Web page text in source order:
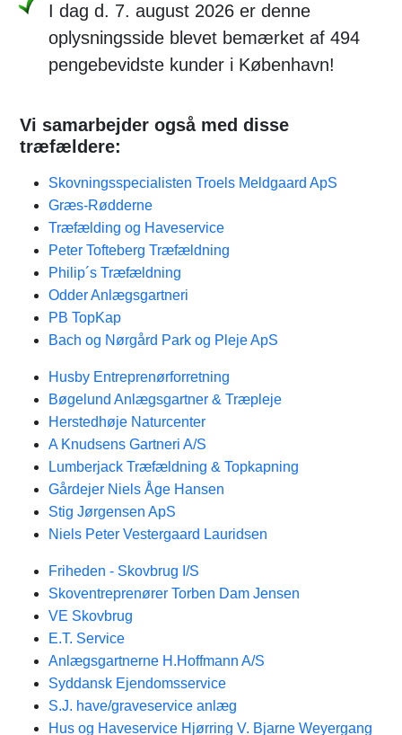
I dag d. 7. august 2026 er denne
oplysningsside blevet bemærket af 494
pengebevidste kunder i København!
Vi samarbejder også med disse
træfældere:
Skovningsspecialisten Troels Meldgaard ApS
Græs-Rødderne
Træfælding og Haveservice
Peter Tofteberg Træfældning
Philip´s Træfældning
Odder Anlægsgartneri
PB TopKap
Bach og Nørgård Park og Pleje ApS
Husby Entreprenørforretning
Bøgelund Anlægsgartner & Træpleje
Herstedhøje Naturcenter
A Knudsens Gartneri A/S
Lumberjack Træfældning & Topkapning
Gårdejer Niels Åge Hansen
Stig Jørgensen ApS
Niels Peter Vestergaard Lauridsen
Friheden - Skovbrug I/S
Skoventreprenører Torben Dam Jensen
VE Skovbrug
E.T. Service
Anlægsgartnerne H.Hoffmann A/S
Syddansk Ejendomsservice
S.J. have/graveservice anlæg
Hus og Haveservice Hjørring V. Bjarne Weyergang